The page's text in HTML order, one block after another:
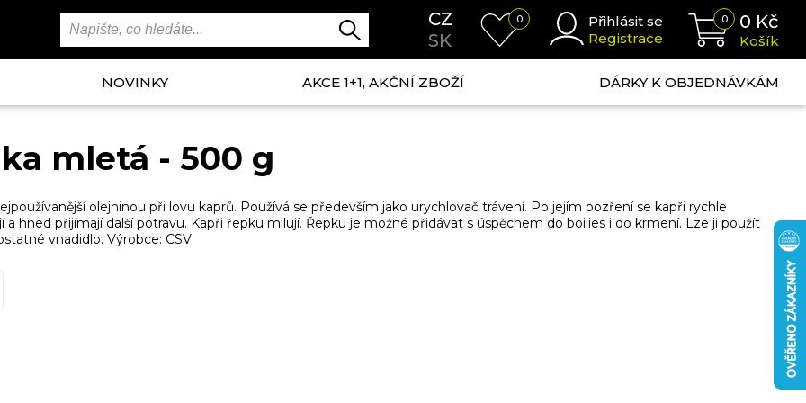
CZ
SK
0
Přihlásit se
Registrace
0 0 Kč
Košík
NOVINKY AKCE 1+1, AKČNÍ ZBOŽÍ DÁRKY K OBJEDNÁVKÁM
mletá - 500 g
olejninou při lovu kaprů. Používá se především jako urychlovač trávení. Po jejím pozření se kapři rychle
a hned přijímají další potravu. Kapři řepku milují. Řepku je možné přidávat s úspěchem do boilies i do krmení. Lze ji použít
vnadidlo. Výrobce: CSV